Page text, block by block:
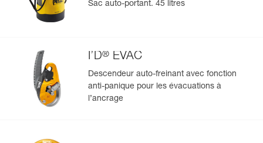
Sac auto-portant. 45 litres
I’D® EVAC
Descendeur auto-freinant avec fonction
anti-panique pour les évacuations à
l’ancrage